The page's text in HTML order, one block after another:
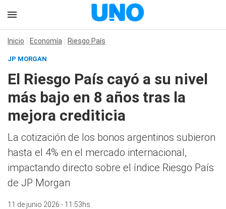
Inicio Economía Riesgo País
JP MORGAN
El Riesgo País cayó a su nivel
más bajo en 8 años tras la
mejora crediticia
La cotización de los bonos argentinos subieron
hasta el 4% en el mercado internacional,
impactando directo sobre el índice Riesgo País
de JP Morgan
11 de junio 2026 - 11:53hs